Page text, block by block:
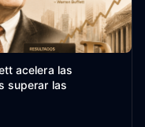
acelera las
superar las